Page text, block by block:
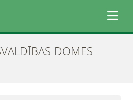
DOMES